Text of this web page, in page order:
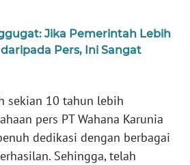
Jika Pemerintah Lebih
Pers, Ini Sangat
sekian 10 tahun lebih
pers PT Wahana Karunia
dedikasi dengan berbagai
Sehingga, telah